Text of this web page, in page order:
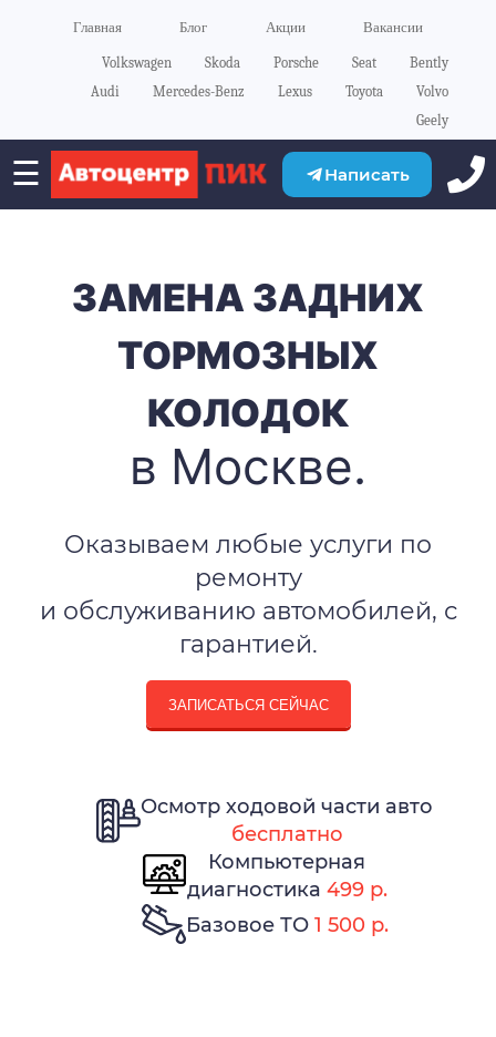
Главная Блог Акции Вакансии
Volkswagen Skoda Porsche Seat
Bently
Audi
Mercedes-Benz Lexus Toyota
Volvo
Geely
☰ Написать
ЗАМЕНА ЗАДНИХ
ТОРМОЗНЫХ
КОЛОДОК
в Москве.
Оказываем любые услуги по
ремонту
и обслуживанию автомобилей, с
гарантией.
ЗАПИСАТЬСЯ СЕЙЧАС
Осмотр ходовой части авто
бесплатно
Компьютерная
диагностика 499 р.
Базовое ТО 1 500 р.